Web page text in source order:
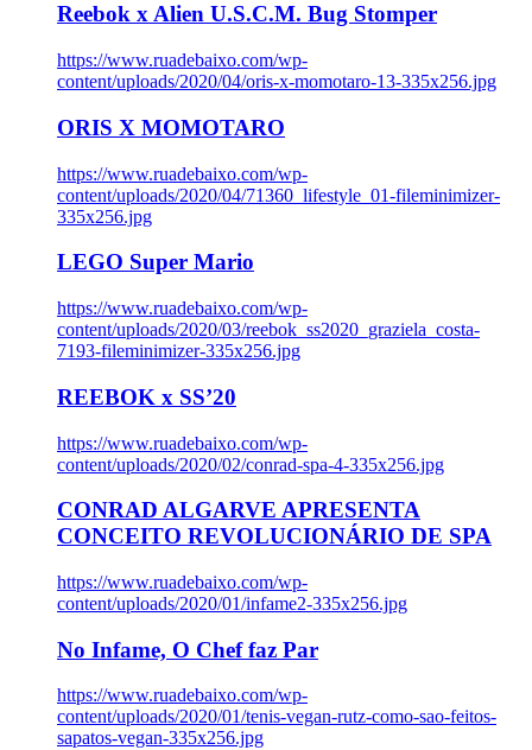
Reebok x Alien U.S.C.M. Bug Stomper
https://www.ruadebaixo.com/wp-
content/uploads/2020/04/oris-x-momotaro-13-335x256.jpg
ORIS X MOMOTARO
https://www.ruadebaixo.com/wp-
content/uploads/2020/04/71360_lifestyle_01-fileminimizer-
335x256.jpg
LEGO Super Mario
https://www.ruadebaixo.com/wp-
content/uploads/2020/03/reebok_ss2020_graziela_costa-
7193-fileminimizer-335x256.jpg
REEBOK x SS’20
https://www.ruadebaixo.com/wp-
content/uploads/2020/02/conrad-spa-4-335x256.jpg
CONRAD ALGARVE APRESENTA
CONCEITO REVOLUCIONÁRIO DE SPA
https://www.ruadebaixo.com/wp-
content/uploads/2020/01/infame2-335x256.jpg
No Infame, O Chef faz Par
https://www.ruadebaixo.com/wp-
content/uploads/2020/01/tenis-vegan-rutz-como-sao-feitos-
sapatos-vegan-335x256.jpg